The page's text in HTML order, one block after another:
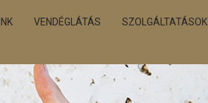
VENDÉGLÁTÁS SZOLGÁLTATÁSOK